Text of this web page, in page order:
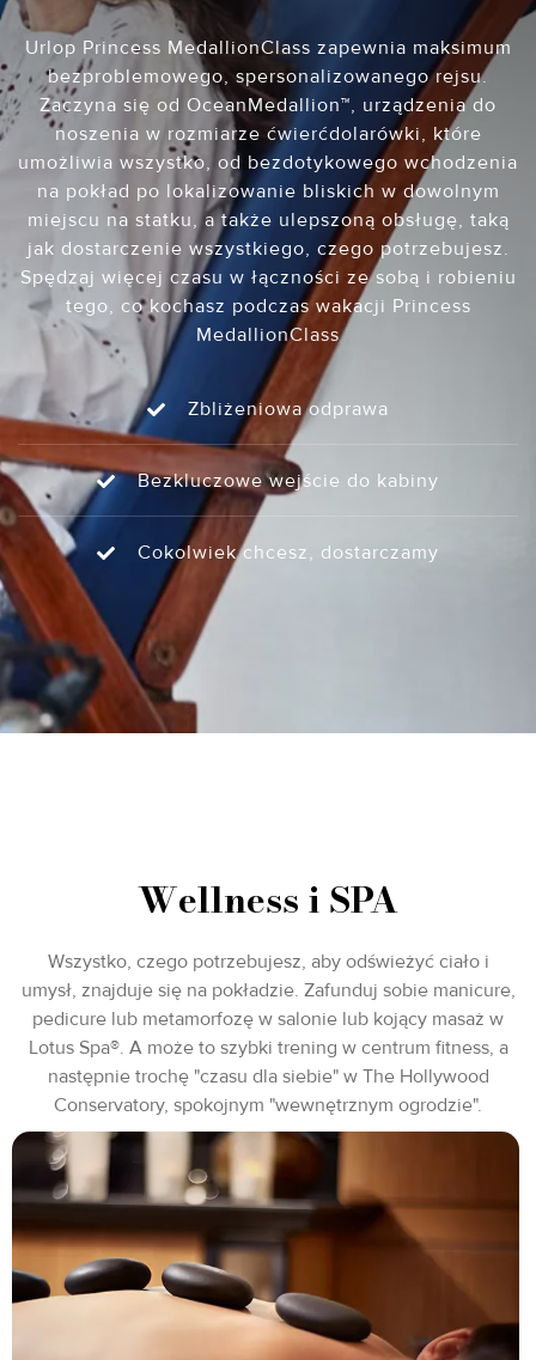
Urlop Princess MedallionClass zapewnia maksimum
bezproblemowego, spersonalizowanego rejsu.
Zaczyna się od OceanMedallion™, urządzenia do
noszenia w rozmiarze ćwierćdolarówki, które
umożliwia wszystko, od bezdotykowego wchodzenia
na pokład po lokalizowanie bliskich w dowolnym
miejscu na statku, a także ulepszoną obsługę, taką
jak dostarczenie wszystkiego, czego potrzebujesz.
Spędzaj więcej czasu w łączności ze sobą i robieniu
tego, co kochasz podczas wakacji Princess
MedallionClass
Zbliżeniowa odprawa
Bezkluczowe wejście do kabiny
Cokolwiek chcesz, dostarczamy
Wellness i SPA
Wszystko, czego potrzebujesz, aby odświeżyć ciało i
umysł, znajduje się na pokładzie. Zafunduj sobie manicure,
pedicure lub metamorfozę w salonie lub kojący masaż w
Lotus Spa®. A może to szybki trening w centrum fitness, a
następnie trochę "czasu dla siebie" w The Hollywood
Conservatory, spokojnym "wewnętrznym ogrodzie".